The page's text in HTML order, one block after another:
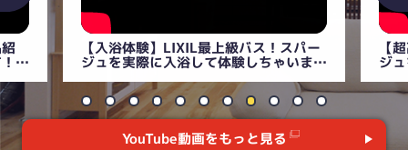
【超高級】リクシル最上級の浴室スパー
ジュを徹底解説！まるでスパ！？
【
説
YouTube動画をもっと見る